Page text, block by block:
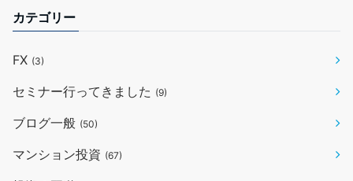
カテゴリー
FX (3)
セミナー行ってきました (9)
ブログ一般 (50)
マンション投資 (67)